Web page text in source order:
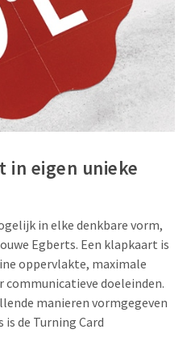
in eigen unieke
in elke denkbare vorm,
Egberts. Een klapkaart is
oppervlakte, maximale
doeleinden.
manieren vormgegeven
is de Turning Card